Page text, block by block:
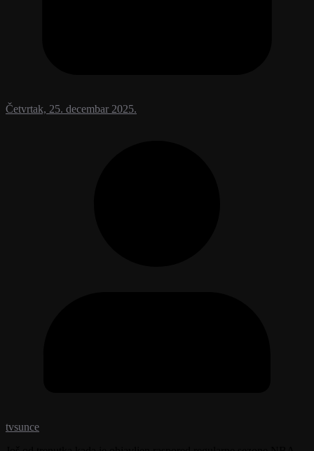
Četvrtak, 25. decembar 2025.
tvsunce